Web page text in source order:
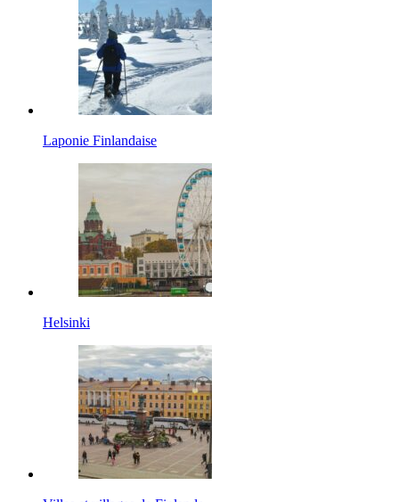
Laponie Finlandaise
Helsinki